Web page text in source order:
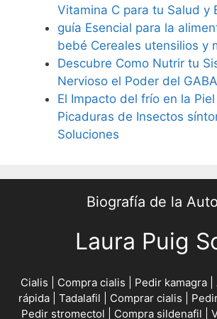
Vitamina C para tu Salud y
guía Esencial para la
bebé Cereales utensilios y
Descubre Como Nutrir tu
Nervioso el Poder del
El Impacto del frío en la Piel
Picaduras de Insectos
Soluciones
Biografía de la
Laura Puig
Cialis Compra cialis Pedir kamagra
rápida
Tadalafil Comprar cialis
Pedir stromectol
Compra sildenafil